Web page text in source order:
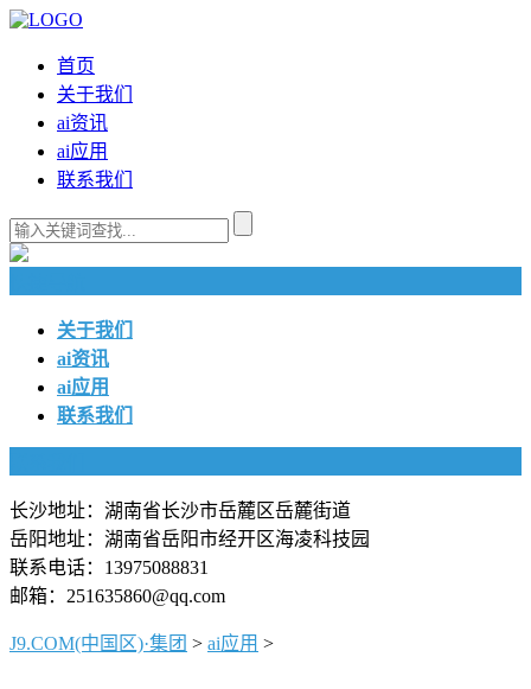
首页
关于我们
ai资讯
ai应用
联系我们
关于我们
ai资讯
ai应用
联系我们
长沙地址：湖南省长沙市岳麓区岳麓街道
岳阳地址：湖南省岳阳市经开区海凌科技园
联系电话：13975088831
邮箱：251635860@qq.com
J9.COM(中国区)·集团 > ai应用 >